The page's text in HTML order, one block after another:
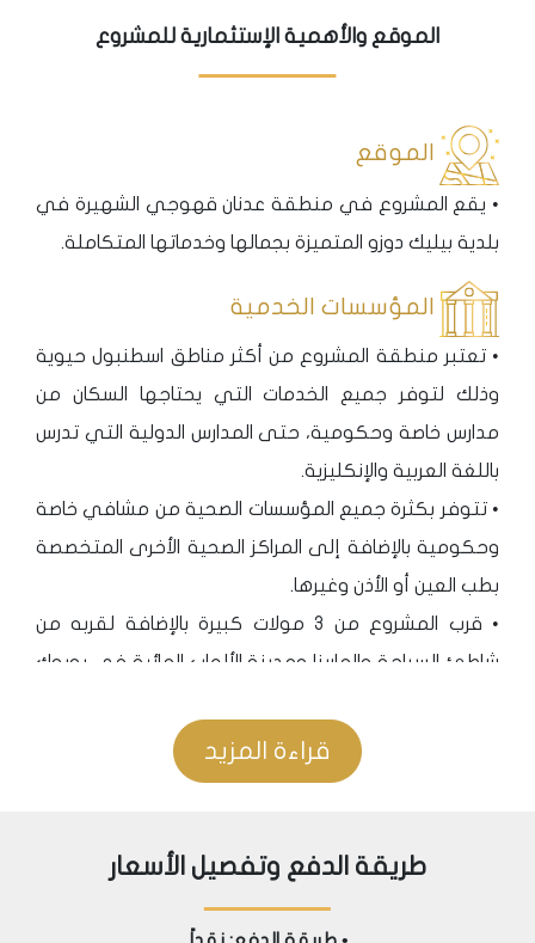
الموقع والأهمية الإستثمارية للمشروع
الموقع
• يقع المشروع في منطقة عدنان قهوجي الشهيرة في
بلدية بيليك دوزو المتميزة بجمالها وخدماتها المتكاملة.
المؤسسات الخدمية
• تعتبر منطقة المشروع من أكثر مناطق اسطنبول حيوية
وذلك لتوفر جميع الخدمات التي يحتاجها السكان من
مدارس خاصة وحكومية، حتى المدارس الدولية التي تدرس
باللغة العربية والإنكليزية.
• تتوفر بكثرة جميع المؤسسات الصحية من مشافي خاصة
وحكومية بالإضافة إلى المراكز الصحية الأخرى المتخصصة
بطب العين أو الأذن وغيرها.
• قرب المشروع من 3 مولات كبيرة بالإضافة لقربه من
شاطئ السباحة والمارينا ومدينة الألعاب المائية في بويوك
المواصلات
متروبوس، مما يجعل منه فرصة عقارية مهمة تجعل من
الوصول لمعظم بلديات اسطنبول (حتى الطرف الآسيوي
في منطقة كاديكوي) أمراً غاية في السهولة، مما
قراءة المزيد
طريقة الدفع وتفصيل الأسعار